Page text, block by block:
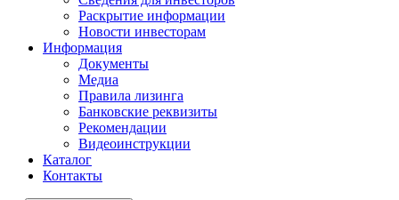
Раскрытие информации
Новости инвесторам
Информация
Документы
Медиа
Правила лизинга
Банковские реквизиты
Рекомендации
Видеоинструкции
Каталог
Контакты